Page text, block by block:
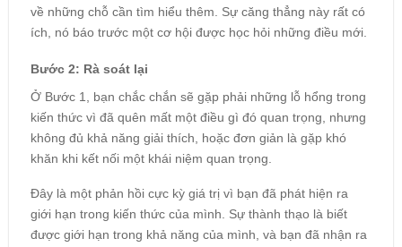
về những chỗ cần tìm hiểu thêm. Sự căng thẳng này rất có
ích, nó báo trước một cơ hội được học hỏi những điều mới.
Bước 2: Rà soát lại
Ở Bước 1, bạn chắc chắn sẽ gặp phải những lỗ hổng trong
kiến thức vì đã quên mất một điều gì đó quan trọng, nhưng
không đủ khả năng giải thích, hoặc đơn giản là gặp khó
khăn khi kết nối một khái niệm quan trọng.
Đây là một phản hồi cực kỳ giá trị vì bạn đã phát hiện ra
giới hạn trong kiến thức của mình. Sự thành thạo là biết
được giới hạn trong khả năng của mình, và bạn đã nhận ra